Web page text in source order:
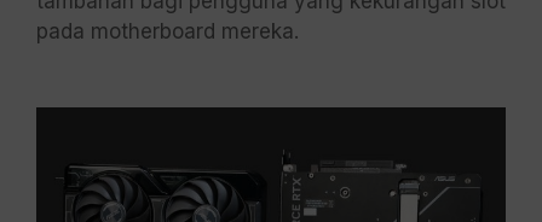
pada motherboard mereka.